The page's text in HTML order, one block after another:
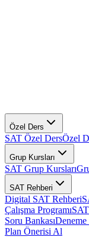
Özel Ders
SAT Özel DersÖzel
Grup Kursları
SAT Grup Kursları
SAT Rehberi
Digital SAT Rehberi
Çalışma Programı
Soru BankasıDeneme
Plan Önerisi Al